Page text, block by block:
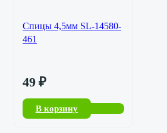
Спицы 4,5мм SL-14580-
461
49 ₽
В корзину